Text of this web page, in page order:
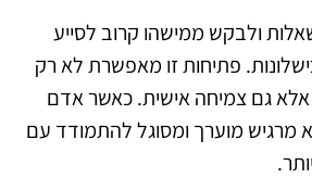
ולבקש ממישהו קרוב לסייע
פתיחות זו מאפשרת לא רק
אלא גם צמיחה אישית. כאשר אדם
מרגיש מוערך ומסוגל להתמודד עם